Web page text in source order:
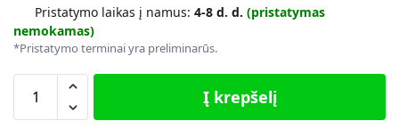
Pristatymo laikas į namus: 4-8 d. d. (pristatymas
nemokamas)
*Pristatymo terminai yra preliminarūs.
Į krepšelį